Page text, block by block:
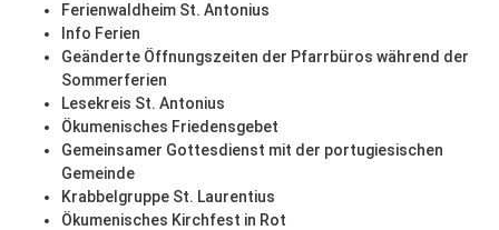
Ferienwaldheim St. Antonius
Info Ferien
Geänderte Öffnungszeiten der Pfarrbüros während der
Sommerferien
Lesekreis St. Antonius
Ökumenisches Friedensgebet
Gemeinsamer Gottesdienst mit der portugiesischen
Gemeinde
Krabbelgruppe St. Laurentius
Ökumenisches Kirchfest in Rot